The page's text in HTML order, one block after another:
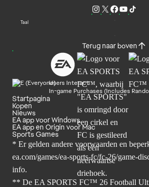
Taal
Terug naar boven
Users Interact
In-game Purchases (Includes
Startpagina
Kopen
Nieuws
EA app voor Windows
EA app en Origin voor Mac
Sports Games
* Er gelden andere voorwaarden en
ea.com/games/ea-sports-fc/fc-26/game-
info.
** De EA SPORTS FC™ 26 Football